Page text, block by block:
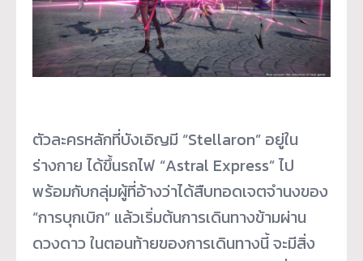
ตัวละครหลักที่บังเอิญมี “Stellaron” อยู่ใน
ร่างกาย ได้ขึ้นรถไฟ “Astral Express” ไป
พร้อมกับกลุ่มผู้ที่อ้างว่าได้สืบทอดเจตจำนงของ
“การบุกเบิก” แล้วเริ่มต้นการเดินทางข้ามผ่าน
ดวงดาว ในตอนท้ายของการเดินทางนี้ จะมีสิ่ง